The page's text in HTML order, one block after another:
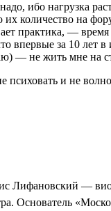
ибо нагрузка
их количество на
практика, —
впервые за 10 лет
— не жить мне на
и не
Лифановский —
Основатель